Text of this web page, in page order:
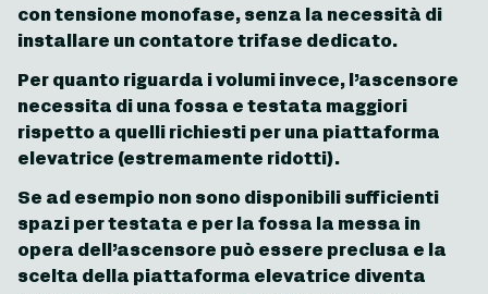
con tensione monofase, senza la necessità di
installare un contatore trifase dedicato.
Per quanto riguarda i volumi invece, l’ascensore
necessita di una fossa e testata maggiori
rispetto a quelli richiesti per una piattaforma
elevatrice (estremamente ridotti).
Se ad esempio non sono disponibili sufficienti
spazi per testata e per la fossa la messa in
opera dell’ascensore può essere preclusa e la
scelta della piattaforma elevatrice diventa